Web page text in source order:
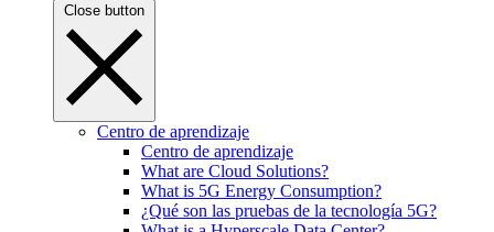
Close button
Centro de aprendizaje
Centro de aprendizaje
What are Cloud Solutions?
What is 5G Energy Consumption?
¿Qué son las pruebas de la tecnología 5G?